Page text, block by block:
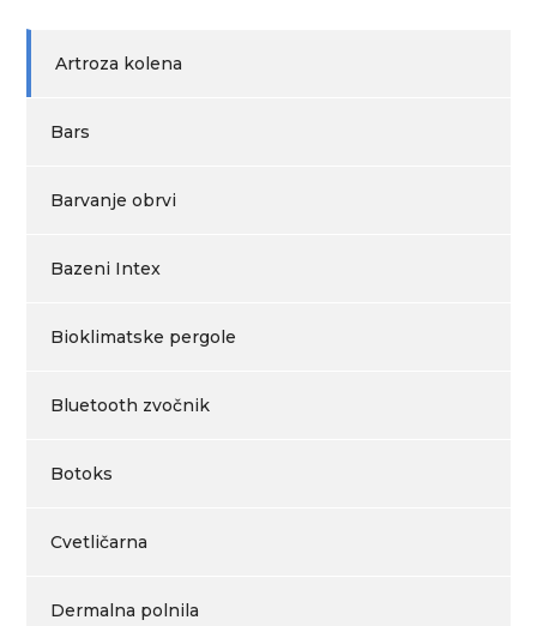
Artroza kolena
Bars
Barvanje obrvi
Bazeni Intex
Bioklimatske pergole
Bluetooth zvočnik
Botoks
Cvetličarna
Dermalna polnila